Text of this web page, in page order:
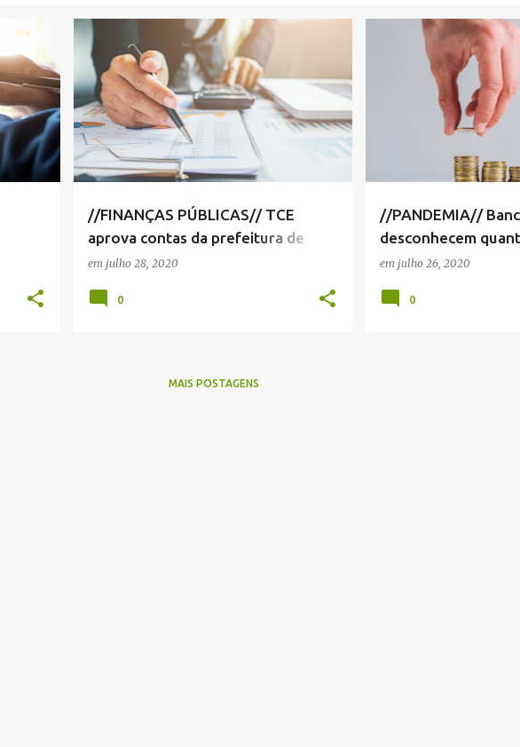
//FINANÇAS PÚBLICAS// TCE
aprova contas da prefeitura de
2018
em julho 28, 2020
CONTAS PREFEITURA SERRA NEGRA
0
//PANDEMIA//
desconhecem
a empresários
em julho 26, 2020
FINANÇAS SERRA NEGRA
0
MAIS POSTAGENS